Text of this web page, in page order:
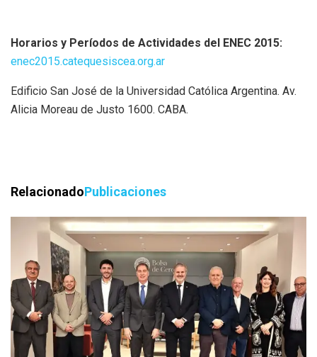
Horarios y Períodos de Actividades del ENEC 2015:
enec2015.catequesiscea.org.ar
Edificio San José de la Universidad Católica Argentina. Av.
Alicia Moreau de Justo 1600. CABA.
RelacionadoPublicaciones